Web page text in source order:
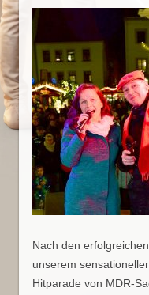
Nach den
unserem
Hitparade von MDR-